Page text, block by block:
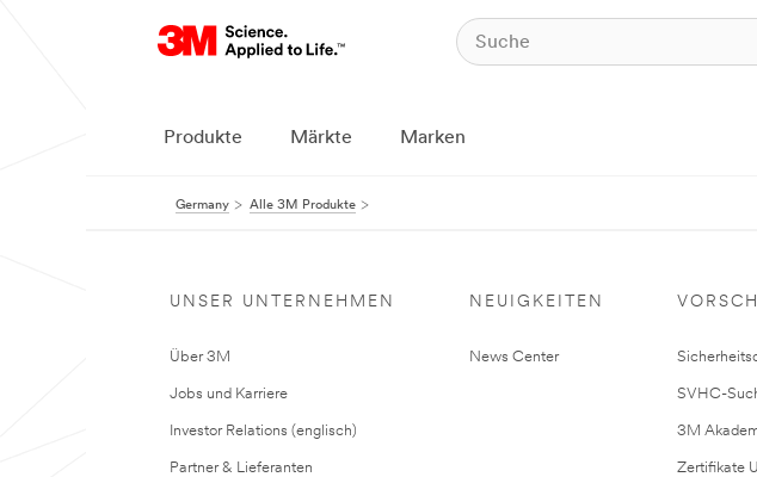
Produkte Märkte Marken
Germany Alle 3M Produkte
UNSER UNTERNEHMEN
Über 3M
Jobs und Karriere
Investor Relations (englisch)
Partner & Lieferanten
NEUIGKEITEN
News Center
SVHC-
3M
Zertifikate